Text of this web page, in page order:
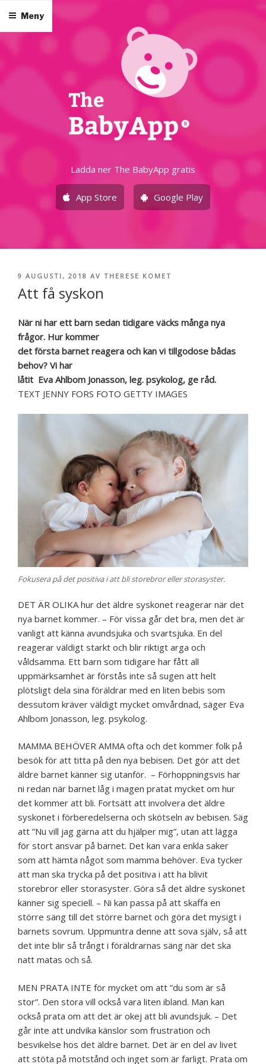
innehåll
Ladda ner The BabyApp gratis
App Store Google Play
Meny
PUBLICERAT
9 AUGUSTI, 2018 AV THERESE KOMET
Att få syskon
När ni har ett barn sedan tidigare väcks många nya
frågor. Hur kommer
det första barnet reagera och kan vi tillgodose bådas
behov? Vi har
låtit Eva Ahlbom Jonasson, leg. psykolog, ge råd.
TEXT JENNY FORS FOTO GETTY IMAGES
Fokusera på det positiva i att bli storebror eller storasyster.
DET ÄR OLIKA hur det äldre syskonet reagerar när det
nya barnet kommer. – För vissa går det bra, men det är
vanligt att känna avundsjuka och svartsjuka. En del
reagerar väldigt starkt och blir riktigt arga och
våldsamma. Ett barn som tidigare har fått all
uppmärksamhet är förstås inte så sugen att helt
plötsligt dela sina föräldrar med en liten bebis som
dessutom kräver väldigt mycket omvårdnad, säger Eva
Ahlbom Jonasson, leg. psykolog.
MAMMA BEHÖVER AMMA ofta och det kommer folk på
besök för att titta på den nya bebisen. Det gör att det
äldre barnet känner sig utanför. – Förhoppningsvis har
ni redan när barnet låg i magen pratat mycket om hur
det kommer att bli. Fortsätt att involvera det äldre
syskonet i förberedelserna och skötseln av bebisen. Säg
att ”Nu vill jag gärna att du hjälper mig”, utan att lägga
för stort ansvar på barnet. Det kan vara enkla saker
som att hämta något som mamma behöver. Eva tycker
att man ska trycka på det positiva i att ha blivit
storebror eller storasyster. Göra så det äldre syskonet
känner sig speciell. – Ni kan passa på att skaffa en
större säng till det större barnet och göra det mysigt i
barnets sovrum. Uppmuntra denne att sova själv, så att
det inte blir så trångt i föräldrarnas säng när det ska
natt matas och så.
MEN PRATA INTE för mycket om att ”du som är så
stor”. Den stora vill också vara liten ibland. Man kan
också prata om att det är okej att bli avundsjuk. – Det
går inte att undvika känslor som frustration och
besvikelse hos det äldre barnet. Det är en del av livet
att stöta på motstånd och inget som är farligt. Prata om